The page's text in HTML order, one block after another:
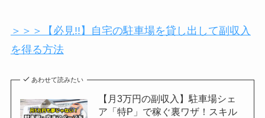
＞＞＞【必見!!】自宅の駐車場を貸し出して副収入
を得る方法
あわせて読みたい
【月3万円の副収入】駐車場シェ
ア「特P」で稼ぐ裏ワザ！スキル